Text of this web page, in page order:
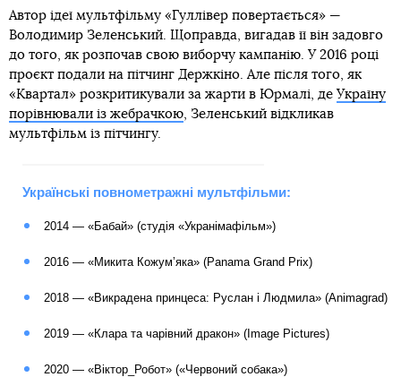
Автор ідеї мультфільму «Гуллівер повертається» —
Володимир Зеленський. Щоправда, вигадав її він задовго
до того, як розпочав свою виборчу кампанію. У 2016 році
проєкт подали на пітчинг Держкіно. Але після того, як
«Квартал» розкритикували за жарти в Юрмалі, де Україну
порівнювали із жебрачкою , Зеленський відкликав
мультфільм із пітчингу.
Українські повнометражні мультфільми:
2014 — «Бабай» (студія «Укранімафільм»)
2016 — «Микита Кожумʼяка» (Panama Grand Prix)
2018 — «Викрадена принцеса: Руслан і Людмила» (Animagrad)
2019 — «Клара та чарівний дракон» (Image Pictures)
2020 — «Віктор_Робот» («Червоний собака»)